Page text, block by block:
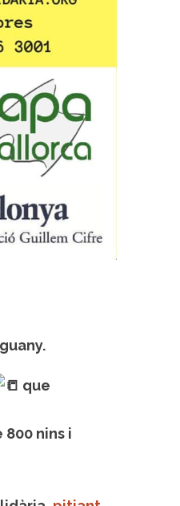
que
nins i